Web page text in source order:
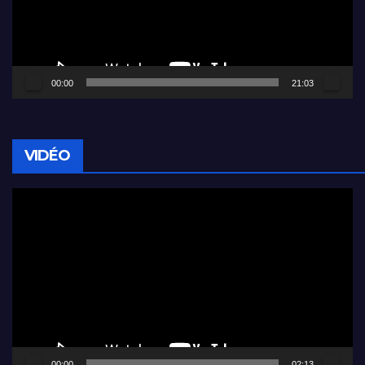
00:00 21:03
VIDÉO